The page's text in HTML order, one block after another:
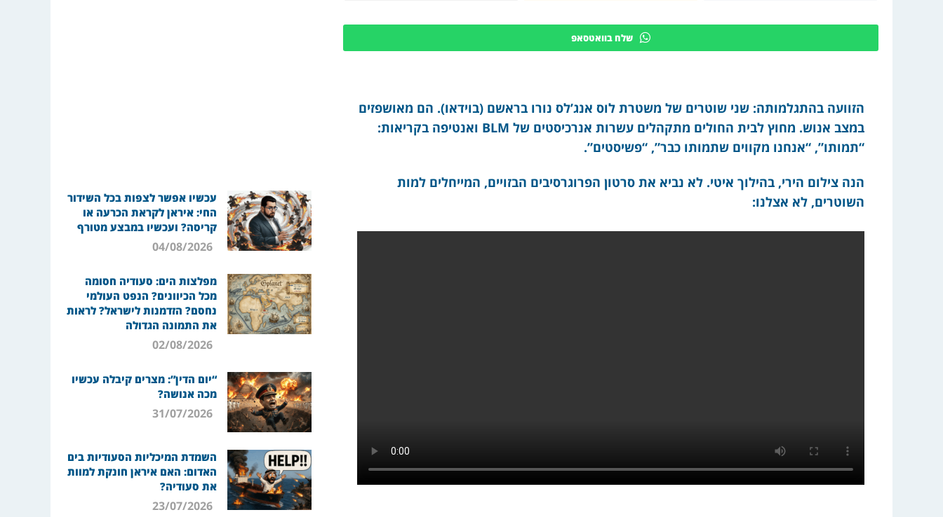
שלח בוואטסאפ
הזוועה בהתגלמותה: שני שוטרים של משטרת לוס אנג’לס נורו בראשם (בוידאו). הם מאושפזים
במצב אנוש. מחוץ לבית החולים מתקהלים עשרות אנרכיסטים של BLM ואנטיפה בקריאות:
“תמותו”, “אנחנו מקווים שתמותו כבר”, “פשיסטים”.
הנה צילום הירי, בהילוך איטי. לא נביא את סרטון הפרוגרסיבים הבזויים, המייחלים למות
השוטרים, לא אצלנו:
עכשיו אפשר לצפות בכל השידור
החי: איראן לקראת הכרעה או
קריסה? ועכשיו במבצע מטורף
04/08/2026
מפלצות הים: סעודיה חסומה
מכל הכיוונים? הנפט העולמי
נחסם? הזדמנות לישראל? לראות
את התמונה הגדולה
02/08/2026
“יום הדין”: מצרים קיבלה עכשיו
מכה אנושה?
31/07/2026
השמדת המיכליות הסעודיות בים
האדום: האם איראן חונקת למוות
את סעודיה?
23/07/2026